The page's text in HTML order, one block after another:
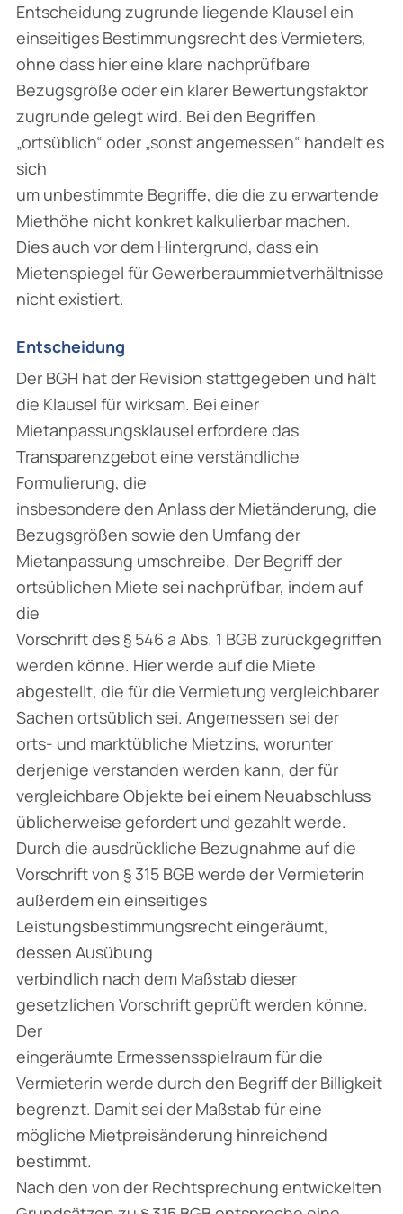
Entscheidung zugrunde liegende Klausel ein
einseitiges Bestimmungsrecht des Vermieters,
ohne dass hier eine klare nachprüfbare
Bezugsgröße oder ein klarer Bewertungsfaktor
zugrunde gelegt wird. Bei den Begriffen
„ortsüblich“ oder „sonst angemessen“ handelt es
sich
um unbestimmte Begriffe, die die zu erwartende
Miethöhe nicht konkret kalkulierbar machen.
Dies auch vor dem Hintergrund, dass ein
Mietenspiegel für Gewerberaummietverhältnisse
nicht existiert.
Entscheidung
Der BGH hat der Revision stattgegeben und hält
die Klausel für wirksam. Bei einer
Mietanpassungsklausel erfordere das
Transparenzgebot eine verständliche
Formulierung, die
insbesondere den Anlass der Mietänderung, die
Bezugsgrößen sowie den Umfang der
Mietanpassung umschreibe. Der Begriff der
ortsüblichen Miete sei nachprüfbar, indem auf
die
Vorschrift des § 546 a Abs. 1 BGB zurückgegriffen
werden könne. Hier werde auf die Miete
abgestellt, die für die Vermietung vergleichbarer
Sachen ortsüblich sei. Angemessen sei der
orts- und marktübliche Mietzins, worunter
derjenige verstanden werden kann, der für
vergleichbare Objekte bei einem Neuabschluss
üblicherweise gefordert und gezahlt werde.
Durch die ausdrückliche Bezugnahme auf die
Vorschrift von § 315 BGB werde der Vermieterin
außerdem ein einseitiges
Leistungsbestimmungsrecht eingeräumt,
dessen Ausübung
verbindlich nach dem Maßstab dieser
gesetzlichen Vorschrift geprüft werden könne.
Der
eingeräumte Ermessensspielraum für die
Vermieterin werde durch den Begriff der Billigkeit
begrenzt. Damit sei der Maßstab für eine
mögliche Mietpreisänderung hinreichend
bestimmt.
Nach den von der Rechtsprechung entwickelten